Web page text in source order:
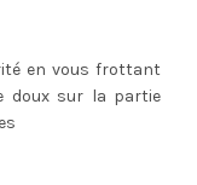
en vous frottant
doux sur la partie